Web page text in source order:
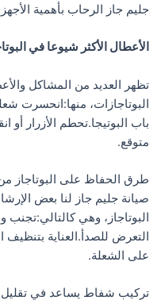
جليم جاز الرحاب بأهمية
الأعطال الأكثر شيوعا في
تظهر العديد من المشاكل
البوتاجازات، منها:انحسرت
باب البوتيجا.تحطم الأزرار أو
متوقع.
طرق الحفاظ على البوتاجاز
صيانة جليم جاز لنا بعض
البوتاجاز، وهي كالتالي:تجنب
التعرض للصدأ.العناية بتنظيف
على الشعلة.
تركيب شفاط يساعد في تقليل